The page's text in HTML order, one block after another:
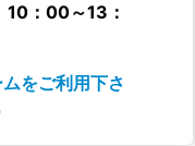
：00～13：
をご利用下さ